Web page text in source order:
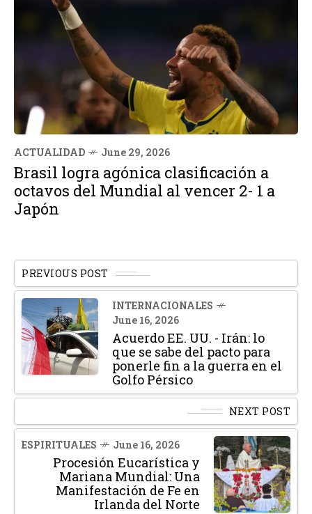
ACTUALIDAD June 29, 2026
Brasil logra agónica clasificación a
octavos del Mundial al vencer 2- 1 a
Japón
PREVIOUS POST
INTERNACIONALES
June 16, 2026
Acuerdo EE. UU. - Irán: lo
que se sabe del pacto para
ponerle fin a la guerra en el
Golfo Pérsico
NEXT POST
ESPIRITUALES June 16, 2026
Procesión Eucarística y
Mariana Mundial: Una
Manifestación de Fe en
Irlanda del Norte